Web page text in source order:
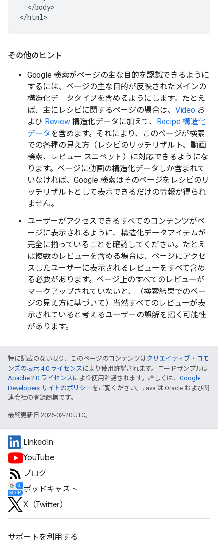
</body>
</html>
その他のヒント
Google 検索がページの主な目的を認識できるように
するには、ページの主な目的が反映されたメインの
構造化データタイプを含めるようにします。たとえ
ば、主にレシピに関するページの場合は、 Video お
よび Review 構造化データに加えて、 Recipe 構造化
データを含めます。それにより、このページが検索
での各種の見え方（レシピのリッチリザルト、動画
検索、レビュー スニペット）に対応できるようにな
ります。ページに動画の構造化データしか含まれて
いなければ、Google 検索はそのページをレシピのリ
ッチリザルトとして表示できるだけの情報が得られ
ません。
ユーザーがアクセスできるすべてのコンテンツがペ
ージに表示されるように、構造化データアイテムが
完全に揃っていることを確認してください。たとえ
ば複数のレビューを含める場合は、ページにアクセ
スしたユーザーに表示されるレビューをすべて含め
る必要があります。ページ上のすべてのレビューが
マークアップされていないと、（検索結果でのペー
ジの見え方に基づいて）当然すべてのレビューが表
示されていると考えるユーザーの誤解を招く可能性
があります。
特に記載のない限り、このページのコンテンツはクリエイティブ・コモ
ンズの表示 4.0 ライセンス により使用許諾されます。コードサンプルは
Apache 2.0 ライセンス により使用許諾されます。詳しくは、 Google
Developers サイトのポリシー をご覧ください。Java は Oracle および関
連会社の登録商標です。
最終更新日 2026-02-20 UTC。
LinkedIn
YouTube
ブログ
ポッドキャスト
X（Twitter）
サポートを利用する